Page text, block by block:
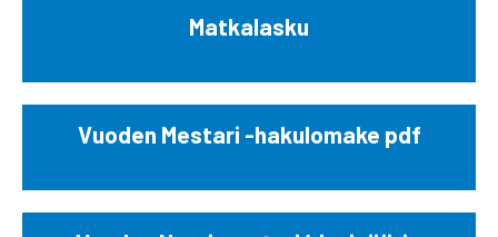
Matkalasku
Vuoden Mestari -hakulomake pdf